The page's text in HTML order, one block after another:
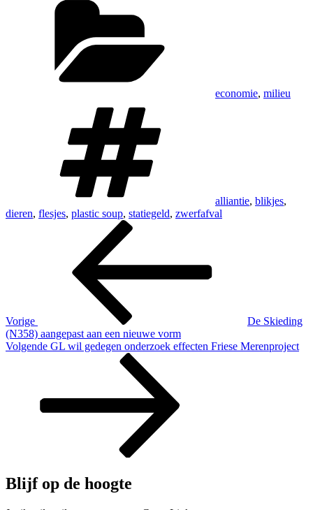
economie, milieu
alliantie, blikjes,
dieren, flesjes, plastic soup, statiegeld, zwerfafval
Vorige
De Skieding
(N358) aangepast aan een nieuwe vorm
Volgend
Volgende GL wil gedegen onderzoek effecten Friese Merenproject
Blijf op de hoogte